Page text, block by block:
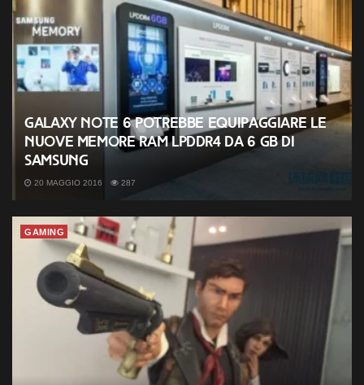
Galaxy Note 6 potrebbe equipaggiare le
nuove memore RAM LPDDR4 da 6 GB di
Samsung
20 MAGGIO 2016 287
GAMING